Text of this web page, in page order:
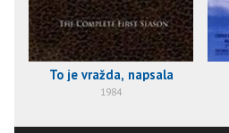
To je vražda, napsala
1984